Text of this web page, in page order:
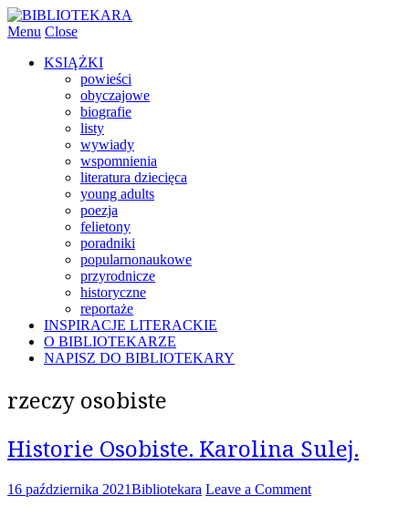
Menu Close
KSIĄŻKI
powieści
obyczajowe
biografie
listy
wywiady
wspomnienia
literatura dziecięca
young adults
poezja
felietony
poradniki
popularnonaukowe
przyrodnicze
historyczne
reportaże
INSPIRACJE LITERACKIE
O BIBLIOTEKARZE
NAPISZ DO BIBLIOTEKARY
rzeczy osobiste
Historie Osobiste. Karolina Sulej.
16 października 2021Bibliotekara Leave a Comment